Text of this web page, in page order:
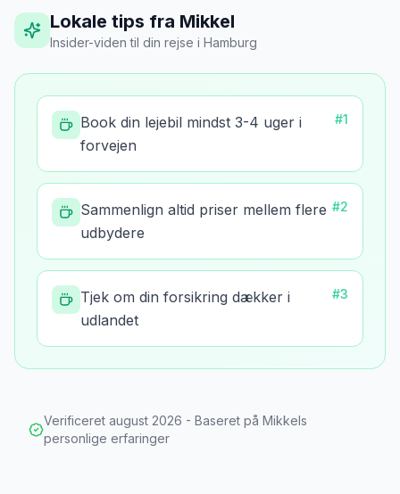
Lokale tips fra Mikkel
Insider-viden til din rejse i Hamburg
Book din lejebil mindst 3-4 uger i
forvejen
#1
Sammenlign altid priser mellem flere
udbydere
#2
Tjek om din forsikring dækker i
udlandet
#3
Verificeret august 2026 - Baseret på Mikkels
personlige erfaringer